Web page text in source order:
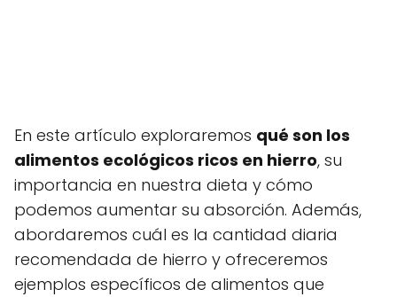
En este artículo exploraremos qué son los
alimentos ecológicos ricos en hierro, su
importancia en nuestra dieta y cómo
podemos aumentar su absorción. Además,
abordaremos cuál es la cantidad diaria
recomendada de hierro y ofreceremos
ejemplos específicos de alimentos que